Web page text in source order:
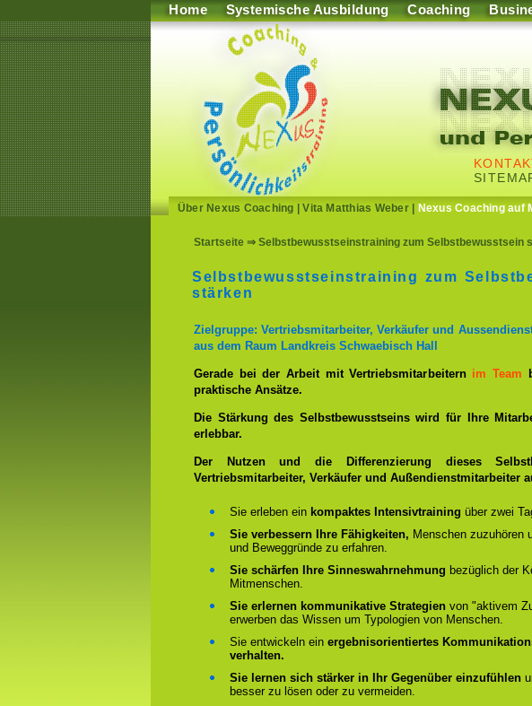
Home Systemische Ausbildung Coaching
Über Nexus Coaching |Vita Matthias Weber| Nexus Coaching auf
Startseite ⇒ Selbstbewusstseinstraining zum Selbstbewusstsein
Selbstbewusstseinstraining zum
stärken
Zielgruppe: Vertriebsmitarbeiter, Verkäufer und
aus dem Raum Landkreis Schwaebisch Hall
Gerade bei der Arbeit mit Vertriebsmitarbeitern im Team
praktische Ansätze.
Die Stärkung des Selbstbewusstseins wird für Ihre
erlebbar.
Der Nutzen und die Differenzierung dieses
Vertriebsmitarbeiter, Verkäufer und Außendienstmitarbeiter
Sie erleben ein kompaktes Intensivtraining über zwei
Sie verbessern Ihre Fähigkeiten, Menschen zuzuhören
und Beweggründe zu erfahren.
Sie schärfen Ihre Sinneswahrnehmung bezüglich der
Mitmenschen.
Sie erlernen kommunikative Strategien von "aktivem
erwerben das Wissen um Typologien von Menschen.
Sie entwickeln ein ergebnisorientiertes
verhalten.
Sie lernen sich stärker in Ihr Gegenüber einzufühlen
besser zu lösen oder zu vermeiden.